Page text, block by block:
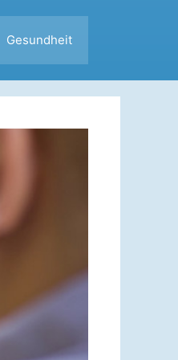
Gesundheit